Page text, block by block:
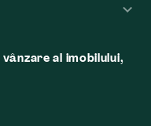
al imobilului,